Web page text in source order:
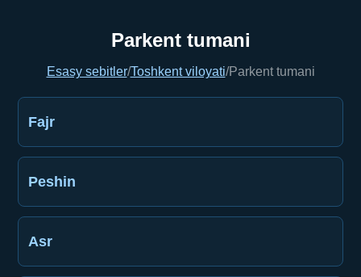
Parkent tumani
Esasy sebitler/Toshkent viloyati/Parkent tumani
Fajr
Peshin
Asr